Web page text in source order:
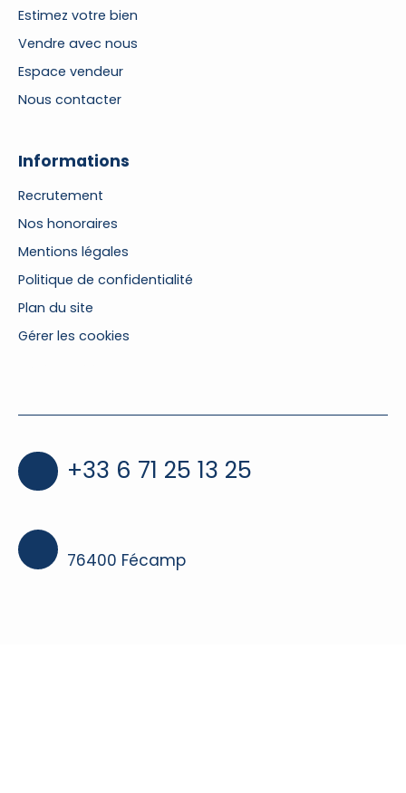
Estimez votre bien
Vendre avec nous
Espace vendeur
Nous contacter
Informations
Recrutement
Nos honoraires
Mentions légales
Politique de confidentialité
Plan du site
Gérer les cookies
+33 6 71 25 13 25
76400 Fécamp